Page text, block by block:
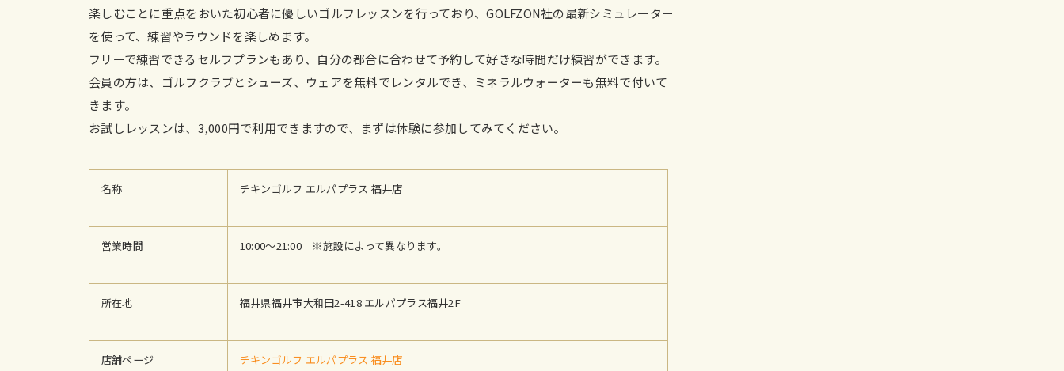
楽しむことに重点をおいた初心者に優しいゴルフレッスンを行っており、GOLFZON社の最新シミュレーター
を使って、練習やラウンドを楽しめます。
フリーで練習できるセルフプランもあり、自分の都合に合わせて予約して好きな時間だけ練習ができます。
会員の方は、ゴルフクラブとシューズ、ウェアを無料でレンタルでき、ミネラルウォーターも無料で付いて
きます。
お試しレッスンは、3,000円で利用できますので、まずは体験に参加してみてください。
名称 チキンゴルフ エルパプラス 福井店
営業時間 10:00～21:00 ※施設によって異なります。
所在地 福井県福井市大和田2-418 エルパプラス福井2F
店舗ページ チキンゴルフ エルパプラス 福井店